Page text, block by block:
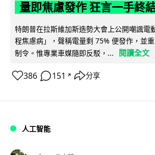
量即焦慮發作 狂言一手終
特朗普在拉斯維加斯造勢大會上公開嘲諷電
程焦慮病」，聲稱電量剩 75% 便發作，並
制令。惟專業車媒隨即反駁，...
閱讀全文
386 151 ↗ 分享
人工智能